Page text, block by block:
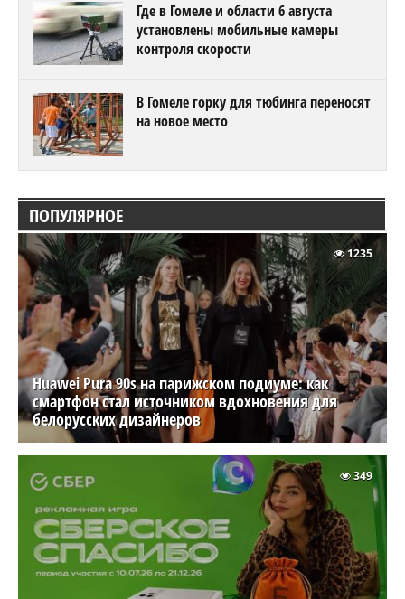
Где в Гомеле и области 6 августа
установлены мобильные камеры
контроля скорости
В Гомеле горку для тюбинга переносят
на новое место
ПОПУЛЯРНОЕ
Huawei Pura 90s на парижском подиуме: как
смартфон стал источником вдохновения для
белорусских дизайнеров
1235
349